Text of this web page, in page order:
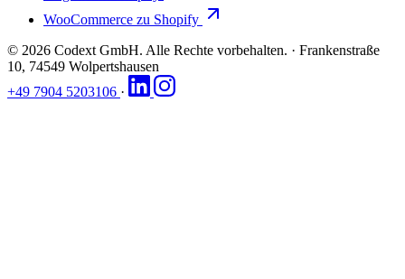
WooCommerce zu Shopify
© 2026 Codext GmbH. Alle Rechte vorbehalten. · Frankenstraße
10, 74549 Wolpertshausen
+49 7904 5203106 ·